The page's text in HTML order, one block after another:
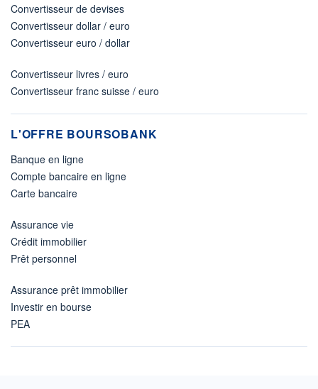
Convertisseur de devises
Convertisseur dollar / euro
Convertisseur euro / dollar
Convertisseur livres / euro
Convertisseur franc suisse / euro
L'OFFRE BOURSOBANK
Banque en ligne
Compte bancaire en ligne
Carte bancaire
Assurance vie
Crédit immobilier
Prêt personnel
Assurance prêt immobilier
Investir en bourse
PEA